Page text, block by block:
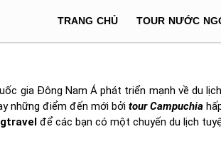
TRANG CHỦ TOUR NƯỚC
gia Đông Nam Á phát triển mạnh về du
những điểm đến mới bởi tour Campuchia
để các bạn có một chuyến du lịch